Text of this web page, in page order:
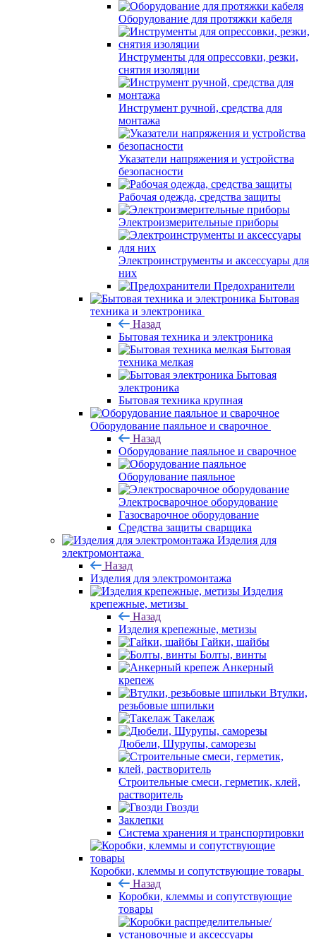
Оборудование для протяжки кабеля
Инструменты для опрессовки, резки,
снятия изоляции
Инструмент ручной, средства для
монтажа
Указатели напряжения и устройства
безопасности
Рабочая одежда, средства защиты
Электроизмерительные приборы
Электроинструменты и аксессуары для
них
Предохранители
Бытовая
техника и электроника
Назад
Бытовая техника и электроника
Бытовая
техника мелкая
Бытовая
электроника
Бытовая техника крупная
Оборудование паяльное и сварочное
Назад
Оборудование паяльное и сварочное
Оборудование паяльное
Электросварочное оборудование
Газосварочное оборудование
Средства защиты сварщика
Изделия для
электромонтажа
Назад
Изделия для электромонтажа
Изделия
крепежные, метизы
Назад
Изделия крепежные, метизы
Гайки, шайбы
Болты, винты
Анкерный
крепеж
Втулки,
резьбовые шпильки
Такелаж
Дюбели, Шурупы, саморезы
Строительные смеси, герметик, клей,
растворитель
Гвозди
Заклепки
Система хранения и транспортировки
Коробки, клеммы и сопутствующие товары
Назад
Коробки, клеммы и сопутствующие
товары